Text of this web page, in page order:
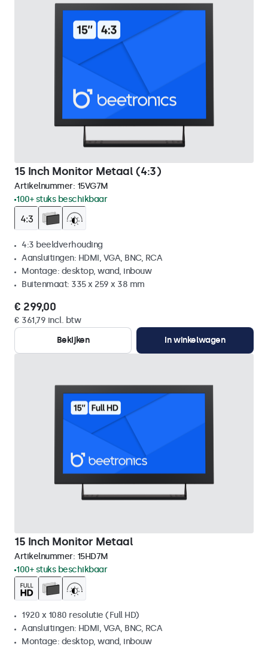
15 Inch Monitor Metaal (4:3)
Artikelnummer: 15VG7M
100+ stuks beschikbaar
4:3 beeldverhouding
Aansluitingen: HDMI, VGA, BNC, RCA
Montage: desktop, wand, inbouw
Buitenmaat: 335 x 259 x 38 mm
€ 299,00
€ 361,79 incl. btw
Bekijken
In winkelwagen
15 Inch Monitor Metaal
Artikelnummer: 15HD7M
100+ stuks beschikbaar
1920 x 1080 resolutie (Full HD)
Aansluitingen: HDMI, VGA, BNC, RCA
Montage: desktop, wand, inbouw